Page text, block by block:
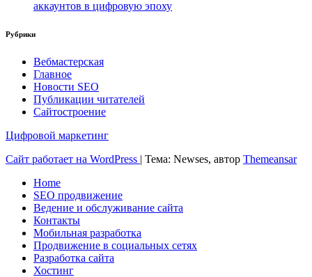
аккаунтов в цифровую эпоху
Рубрики
Вебмастерская
Главное
Новости SEO
Публикации читателей
Сайтостроение
Цифровой маркетинг
Сайт работает на WordPress | Тема: Newses, автор Themeansar
Home
SEO продвижение
Ведение и обслуживание сайта
Контакты
Мобильная разработка
Продвижение в социальных сетях
Разработка сайта
Хостинг